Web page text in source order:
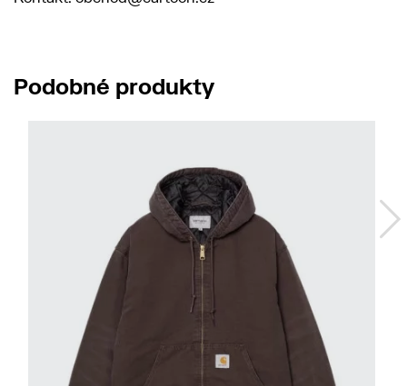
Podobné produkty